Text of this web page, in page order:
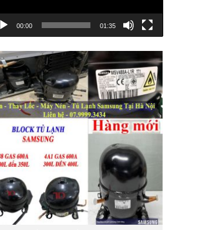
00:00 01:35